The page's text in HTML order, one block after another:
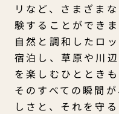
リなど、さまざま
験することができま
自然と調和したロ
宿泊し、草原や川
を楽しむひとときも
そのすべての瞬間
しさと、それを守